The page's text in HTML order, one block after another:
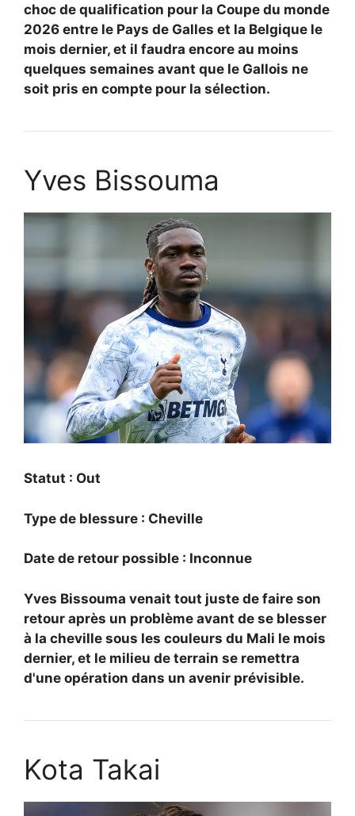
choc de qualification pour la Coupe du monde
2026 entre le Pays de Galles et la Belgique le
mois dernier, et il faudra encore au moins
quelques semaines avant que le Gallois ne
soit pris en compte pour la sélection.
Yves Bissouma
Statut : Out
Type de blessure : Cheville
Date de retour possible : Inconnue
Yves Bissouma venait tout juste de faire son
retour après un problème avant de se blesser
à la cheville sous les couleurs du Mali le mois
dernier, et le milieu de terrain se remettra
d'une opération dans un avenir prévisible.
Kota Takai